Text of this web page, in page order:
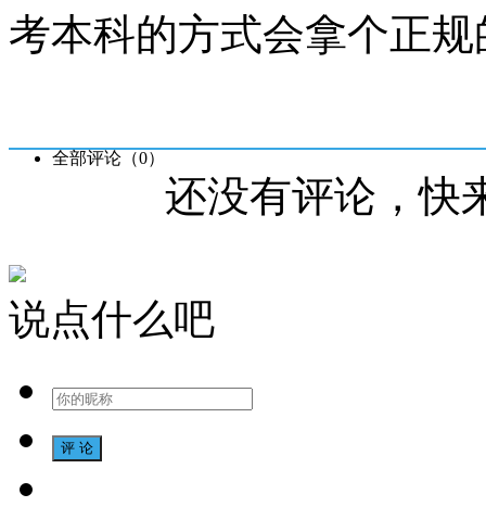
考本科的方式会拿个正
全部评论（0）
还没有评论，快
说点什么吧